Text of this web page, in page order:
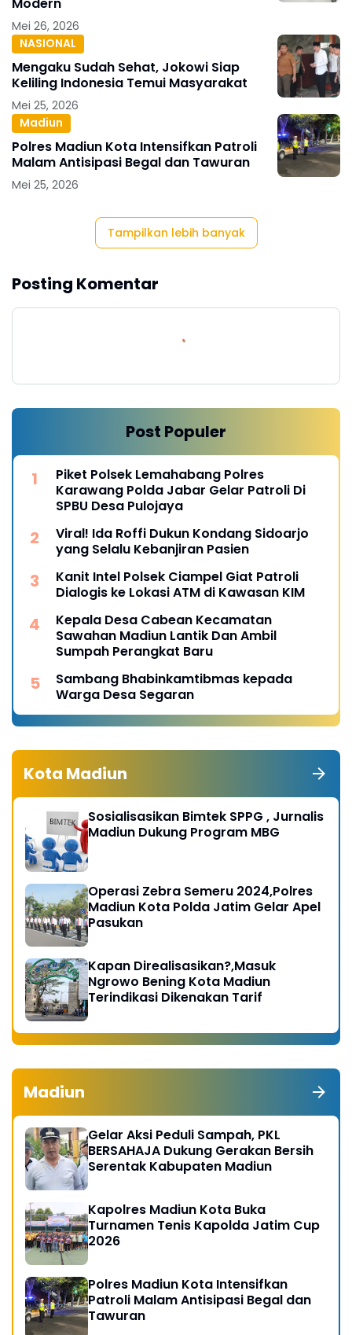
Mei 26, 2026
NASIONAL
Mengaku Sudah Sehat, Jokowi Siap
Keliling Indonesia Temui Masyarakat
Mei 25, 2026
Madiun
Polres Madiun Kota Intensifkan Patroli
Malam Antisipasi Begal dan Tawuran
Mei 25, 2026
Tampilkan lebih banyak
Posting Komentar
Post Populer
Piket Polsek Lemahabang Polres
Karawang Polda Jabar Gelar Patroli Di
SPBU Desa Pulojaya
Viral! Ida Roffi Dukun Kondang Sidoarjo
yang Selalu Kebanjiran Pasien
Kanit Intel Polsek Ciampel Giat Patroli
Dialogis ke Lokasi ATM di Kawasan KIM
Kepala Desa Cabean Kecamatan
Sawahan Madiun Lantik Dan Ambil
Sumpah Perangkat Baru
Sambang Bhabinkamtibmas kepada
Warga Desa Segaran
Kota Madiun
Sosialisasikan Bimtek SPPG , Jurnalis
Madiun Dukung Program MBG
Operasi Zebra Semeru 2024,Polres
Madiun Kota Polda Jatim Gelar Apel
Pasukan
Kapan Direalisasikan?,Masuk
Ngrowo Bening Kota Madiun
Terindikasi Dikenakan Tarif
Madiun
Gelar Aksi Peduli Sampah, PKL
BERSAHAJA Dukung Gerakan Bersih
Serentak Kabupaten Madiun
Kapolres Madiun Kota Buka
Turnamen Tenis Kapolda Jatim Cup
2026
Polres Madiun Kota Intensifkan
Patroli Malam Antisipasi Begal dan
Tawuran